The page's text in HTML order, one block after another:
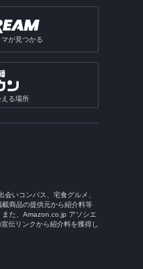
が見つかる
る場所
いコンパス、宅食グルメ、
商品の提供元から紹介料等
た、Amazon.co.jp アソシエ
伝リンクから紹介料を獲得し